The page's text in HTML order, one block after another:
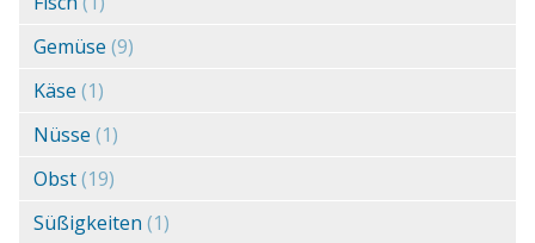
Gemüse (9)
Käse (1)
Nüsse (1)
Obst(19)
Süßigkeiten (1)